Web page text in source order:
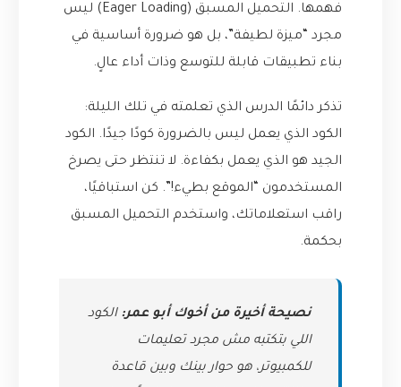
فهمها. التحميل المسبق (Eager Loading) ليس
مجرد “ميزة لطيفة”، بل هو ضرورة أساسية في
بناء تطبيقات قابلة للتوسع وذات أداء عالٍ.
تذكر دائمًا الدرس الذي تعلمته في تلك الليلة:
الكود الذي يعمل ليس بالضرورة كودًا جيدًا. الكود
الجيد هو الذي يعمل بكفاءة. لا تنتظر حتى يصرخ
المستخدمون “الموقع بطيء!”. كن استباقيًا،
راقب استعلاماتك، واستخدم التحميل المسبق
بحكمة.
نصيحة أخيرة من أخوك أبو عمر: الكود
اللي بتكتبه مش مجرد تعليمات
للكمبيوتر، هو حوار بينك وبين قاعدة